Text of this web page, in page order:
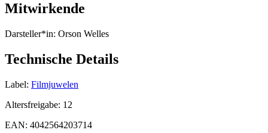
Mitwirkende
Darsteller*in: Orson Welles
Technische Details
Label: Filmjuwelen
Altersfreigabe: 12
EAN: 4042564203714